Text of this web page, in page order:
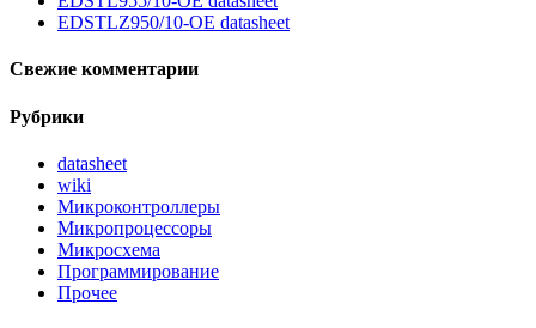
EDSTLZ950/10-OE datasheet
Свежие комментарии
Рубрики
datasheet
wiki
Микроконтроллеры
Микропроцессоры
Микросхема
Программирование
Прочее